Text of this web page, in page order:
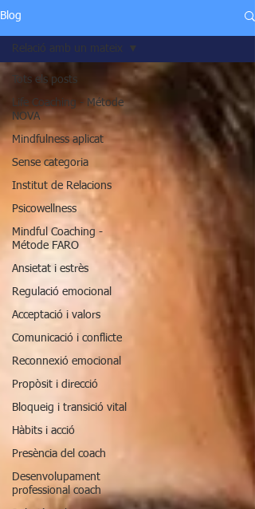
Blog
Tots els posts
Life Coaching - Métode
NOVA
Mindfulness aplicat
Sense categoria
Institut de Relacions
Psicowellness
Mindful Coaching -
Métode FARO
Ansietat i estrès
Regulació emocional
Acceptació i valors
Comunicació i conflicte
Reconnexió emocional
Propòsit i direcció
Bloqueig i transició vital
Hàbits i acció
Presència del coach
Desenvolupament
professional coach
Relació amb un mateix